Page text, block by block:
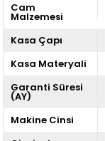
Cam
Malzemesi
Kasa Çapı
Kasa Materyali
Garanti Süresi
(AY)
Makine Cinsi